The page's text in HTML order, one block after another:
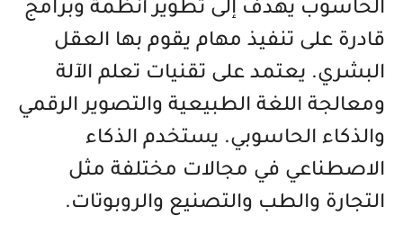
الحاسوب يهدف إلى تطوير أنظمة وبرامج
قادرة على تنفيذ مهام يقوم بها العقل
البشري. يعتمد على تقنيات تعلم الآلة
ومعالجة اللغة الطبيعية والتصوير الرقمي
والذكاء الحاسوبي. يستخدم الذكاء
الاصطناعي في مجالات مختلفة مثل
التجارة والطب والتصنيع والروبوتات.